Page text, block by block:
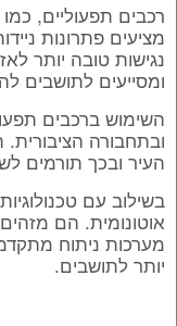
רכבים תפעוליים,
מציעים פתרונות
נגישות טובה יותר
ומסייעים לתושבים
השימוש ברכבים
ובתחבורה
העיר ובכך תורמים
בשילוב עם
אוטונומית. הם
מערכות ניתוח
יותר לתושבים.